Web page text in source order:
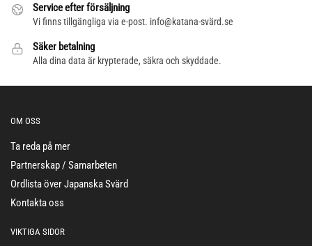
Service efter försäljning
Vi finns tillgängliga via e-post. info@katana-svärd.se
Säker betalning
Alla dina data är krypterade, säkra och skyddade.
OM OSS
Ta reda på mer
Partnerskap / Samarbeten
Ordlista över Japanska Svärd
Kontakta oss
VIKTIGA SIDOR